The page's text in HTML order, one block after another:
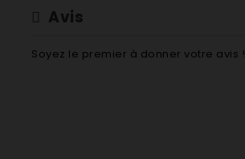
Avis
Soyez le premier à donner votre avis !